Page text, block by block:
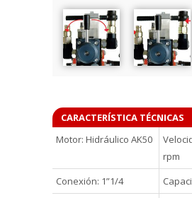
CARACTERÍSTICA TÉCNICAS
Motor: Hidráulico AK50
rpm
Conexión: 1”1/4